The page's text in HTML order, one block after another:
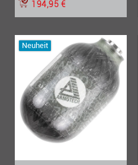
194,95 €
Neuheit